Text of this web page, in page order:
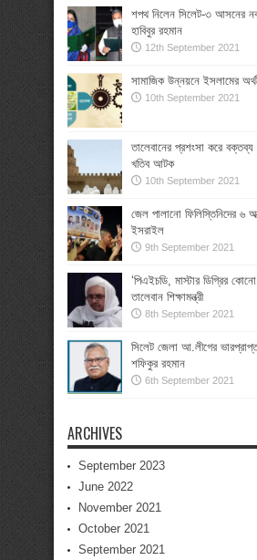
শপথ নিলেন সিলেট-৩ আসনের
হাবিবুর রহমান
12th September 2021
সামাজিক উন্নয়নে ইসলামের
10th September 2021
তালেবানের প্রশংসা করে বক্তব্য
খতিব আটক
10th September 2021
জেল পালানো ফিলিস্তিনিদের ৬
ইসরাইল
9th September 2021
‘পিএইচডি, মাস্টার ডিগ্রির
তালেবান শিক্ষামন্ত্রী
8th September 2021
সিলেট জেলা আ.লীগের
শফিকুর রহমান
6th September 2021
ARCHIVES
September 2023
June 2022
November 2021
October 2021
September 2021